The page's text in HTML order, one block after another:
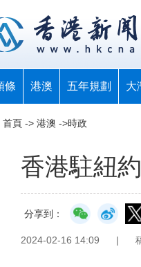
條 港澳 五年規劃 大
首頁 -> 港澳 ->時政
香港駐紐
分享到：
2024-02-16 14:09 |